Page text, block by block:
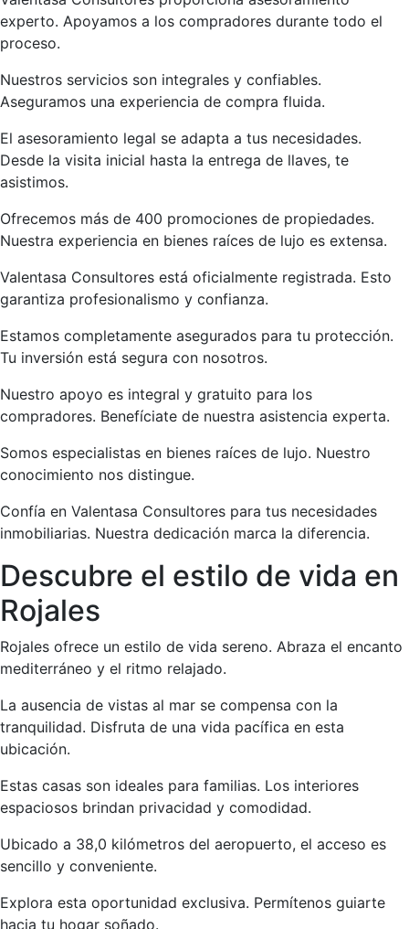
experto. Apoyamos a los compradores durante todo el
proceso.
Nuestros servicios son integrales y confiables.
Aseguramos una experiencia de compra fluida.
El asesoramiento legal se adapta a tus necesidades.
Desde la visita inicial hasta la entrega de llaves, te
asistimos.
Ofrecemos más de 400 promociones de propiedades.
Nuestra experiencia en bienes raíces de lujo es extensa.
Valentasa Consultores está oficialmente registrada. Esto
garantiza profesionalismo y confianza.
Estamos completamente asegurados para tu protección.
Tu inversión está segura con nosotros.
Nuestro apoyo es integral y gratuito para los
compradores. Benefíciate de nuestra asistencia experta.
Somos especialistas en bienes raíces de lujo. Nuestro
conocimiento nos distingue.
Confía en Valentasa Consultores para tus necesidades
inmobiliarias. Nuestra dedicación marca la diferencia.
Descubre el estilo de vida en
Rojales
Rojales ofrece un estilo de vida sereno. Abraza el encanto
mediterráneo y el ritmo relajado.
La ausencia de vistas al mar se compensa con la
tranquilidad. Disfruta de una vida pacífica en esta
ubicación.
Estas casas son ideales para familias. Los interiores
espaciosos brindan privacidad y comodidad.
Ubicado a 38,0 kilómetros del aeropuerto, el acceso es
sencillo y conveniente.
Explora esta oportunidad exclusiva. Permítenos guiarte
hacia tu hogar soñado.